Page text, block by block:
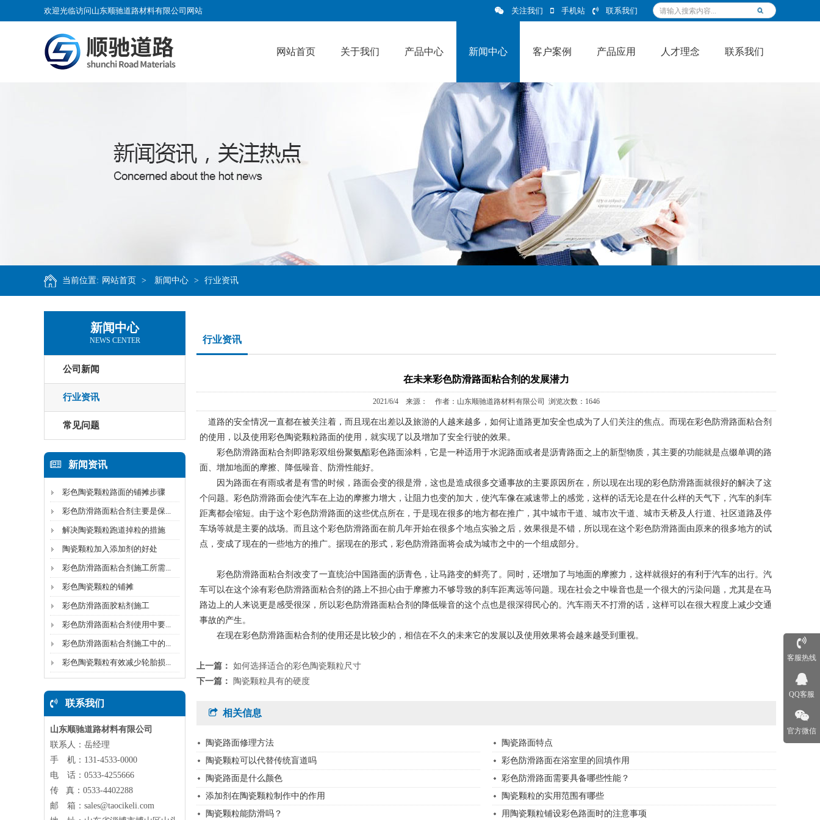
欢迎光临访问山东顺驰道路材料有限公司网站 关注我们 手机站 联系我们
网站首页 关于我们 产品中心
新闻中心
新闻中心 客户案例 产品应用 人才理念 联系我们
当前位置: 网站首页 > 新闻中心 > 行业资讯
新闻中心
NEWS CENTER
公司新闻
行业资讯
常见问题
新闻资讯
彩色陶瓷颗粒路面的铺摊步骤
彩色防滑路面粘合剂主要是保...
解决陶瓷颗粒跑道掉粒的措施
陶瓷颗粒加入添加剂的好处
彩色防滑路面粘合剂施工所需...
彩色陶瓷颗粒的铺摊
彩色防滑路面胶粘剂施工
彩色防滑路面粘合剂使用中要...
彩色防滑路面粘合剂施工中的...
彩色陶瓷颗粒有效减少轮胎损...
联系我们
山东顺驰道路材料有限公司
联系人：岳经理
手 机：131-4533-0000
电 话：0533-4255666
传 真：0533-4402288
邮 箱：sales@taocikeli.com
行业资讯
在未来彩色防滑路面粘合剂的发展潜力
2021/6/4 来源： 作者：山东顺驰道路材料有限公司 浏览次数：1646
道路的安全情况一直都在被关注着，而且现在出差以及旅游的人越来越多，如何让道路更加安全也成为了人们关注的焦点。而现在彩色防滑路面粘合剂
的使用，以及使用彩色陶瓷颗粒路面的使用，就实现了以及增加了安全行驶的效果。
彩色防滑路面粘合剂即路彩双组份聚氨酯彩色路面涂料，它是一种适用于水泥路面或者是沥青路面之上的新型物质，其主要的功能就是点缀单调的路
面、增加地面的摩擦、降低噪音、防滑性能好。
因为路面在有雨或者是有雪的时候，路面会变的很是滑，这也是造成很多交通事故的主要原因所在，所以现在出现的彩色防滑路面就很好的解决了这
个问题。彩色防滑路面会使汽车在上边的摩擦力增大，让阻力也变的加大，使汽车像在减速带上的感觉，这样的话无论是在什么样的天气下，汽车的刹车
距离都会缩短。由于这个彩色防滑路面的这些优点所在，于是现在很多的地方都在推广，其中城市干道、城市次干道、城市天桥及人行道、社区道路及停
车场等就是主要的战场。而且这个彩色防滑路面在前几年开始在很多个地点实验之后，效果很是不错，所以现在这个彩色防滑路面由原来的很多地方的试
点，变成了现在的一些地方的推广。据现在的形式，彩色防滑路面将会成为城市之中的一个组成部分。
彩色防滑路面粘合剂改变了一直统治中国路面的沥青色，让马路变的鲜亮了。同时，还增加了与地面的摩擦力，这样就很好的有利于汽车的出行。汽
车可以在这个涂有彩色防滑路面粘合剂的路上不担心由于摩擦力不够导致的刹车距离远等问题。现在社会之中噪音也是一个很大的污染问题，尤其是在马
路边上的人来说更是感受很深，所以彩色防滑路面粘合剂的降低噪音的这个点也是很深得民心的。汽车雨天不打滑的话，这样可以在很大程度上减少交通
事故的产生。
在现在彩色防滑路面粘合剂的使用还是比较少的，相信在不久的未来它的发展以及使用效果将会越来越受到重视。
上一篇： 如何选择适合的彩色陶瓷颗粒尺寸
下一篇：
陶瓷颗粒具有的硬度
相关信息
陶瓷路面修理方法
陶瓷路面特点
陶瓷颗粒可以代替传统盲道吗
彩色防滑路面在浴室里的回填作用
陶瓷路面是什么颜色
彩色防滑路面需要具备哪些性能？
添加剂在陶瓷颗粒制作中的作用
陶瓷颗粒的实用范围有哪些
陶瓷颗粒能防滑吗？
用陶瓷颗粒铺设彩色路面时的注意事项
客服热线
QQ客服
官方微信